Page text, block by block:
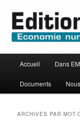
contenu
principal
contenu
secondaire
Edition
principal
Accueil Dans
Documents
ARCHIVES PAR